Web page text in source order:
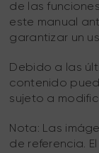
de las
este manual
garantizar un
Debido a las
contenido
sujeto a
Nota: Las
de referencia.